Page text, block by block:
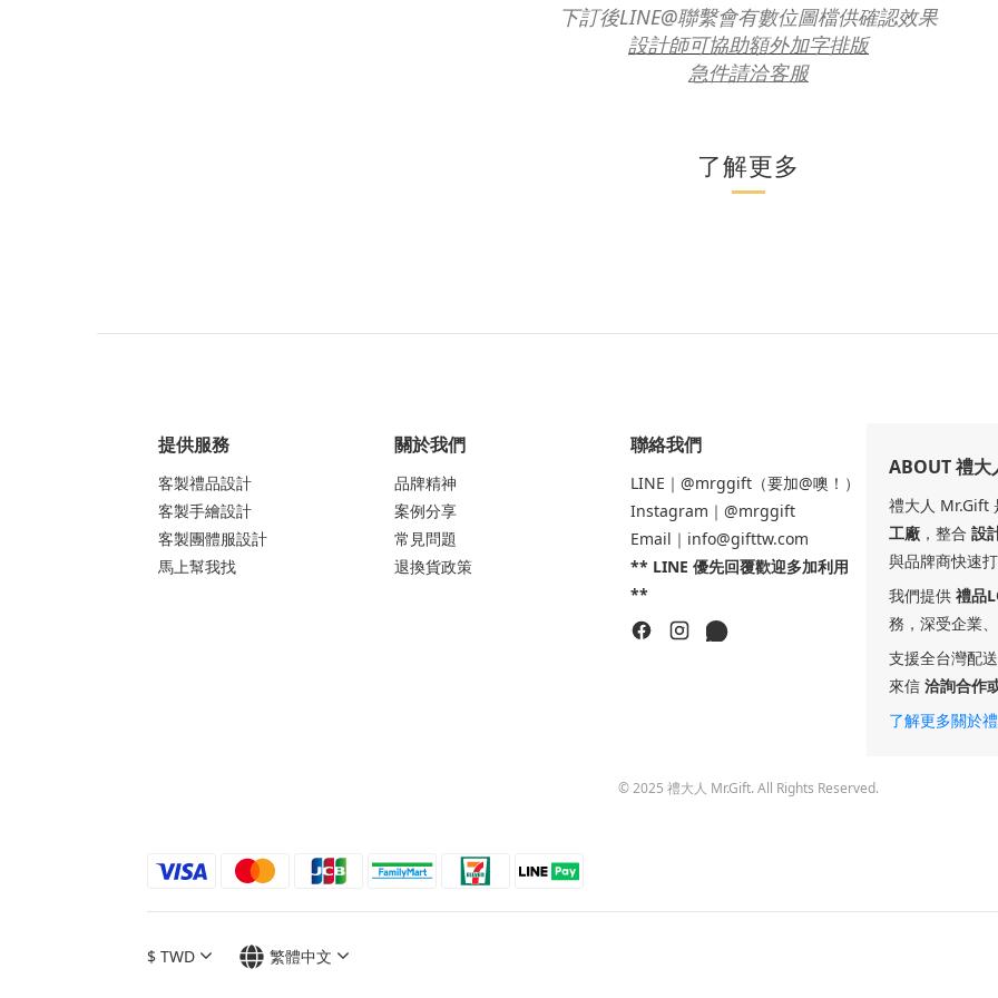
下訂後LINE@聯繫會有數位圖檔供確認效果
設計師可協助額外加字排版
急件請洽客服
了解更多
提供服務
客製禮品設計
客製手繪設計
客製團體服設計
馬上幫我找
關於我們
品牌精神
案例分享
常見問題
退換貨政策
聯絡我們
LINE｜@mrggift（要加@噢！）
Instagram｜@mrggift
Email｜info@gifttw.com
** LINE 優先回覆歡迎多加利用
**
ABOUT 禮大
禮大人 Mr.Gift
工廠 ，整合 設
與品牌商快速
我們提供 禮品
務，深受企業
支援全台灣配
來信 洽詢合作
了解更多關於
© 2025 禮大人 Mr.Gift. All Rights Reserved.
$ TWD 繁體中文